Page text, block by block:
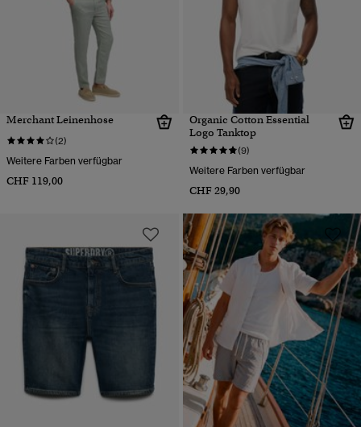
Merchant Leinenhose
(2)
Weitere Farben verfügbar
CHF 119,00
Organic Cotton Essential
Logo Tanktop
(9)
Weitere Farben verfügbar
CHF 29,90